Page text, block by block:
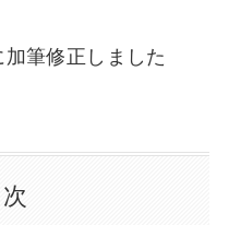
筆修正しました